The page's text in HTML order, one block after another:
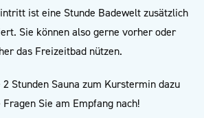
ist eine Stunde Badewelt zusätzlich
Sie können also gerne vorher oder
das Freizeitbad nützen.
Stunden Sauna zum Kurstermin dazu
Fragen Sie am Empfang nach!